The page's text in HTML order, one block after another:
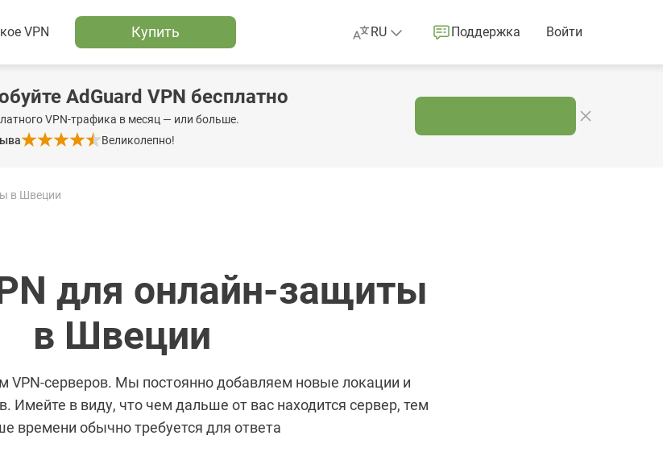
VPN Купить RU Поддержка Войти
AdGuard VPN бесплатно
VPN-трафика в месяц — или больше.
Великолепно!
в Швеции
для онлайн-защиты
в Швеции
VPN-серверов. Мы постоянно добавляем новые локации и
Имейте в виду, что чем дальше от вас находится сервер, тем
времени обычно требуется для ответа